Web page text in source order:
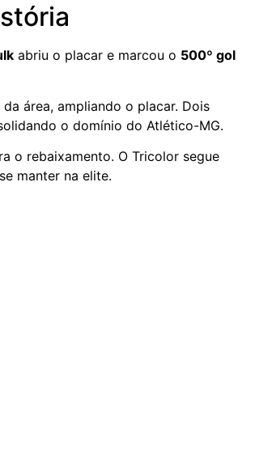
abriu o placar e marcou o 500º gol
área, ampliando o placar. Dois
o domínio do Atlético-MG.
o rebaixamento. O Tricolor segue
manter na elite.